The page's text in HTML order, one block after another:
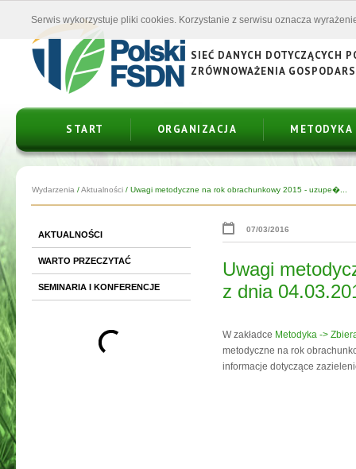
SIEĆ DANYCH DOTYCZĄCYCH
ZRÓWNOWAŻENIA
START ORGANIZACJA METODYKA
Wydarzenia /Aktualności / Uwagi metodyczne na rok obrachunkowy 2015 - uzupe�...
AKTUALNOŚCI
WARTO PRZECZYTAĆ
SEMINARIA I KONFERENCJE
07/03/2016
Uwagi
z dnia
W zakładce Metodyka ->
metodyczne na rok
informacje dotyczące
Serwis wykorzystuje pliki cookies. Korzystanie z serwisu oznacza